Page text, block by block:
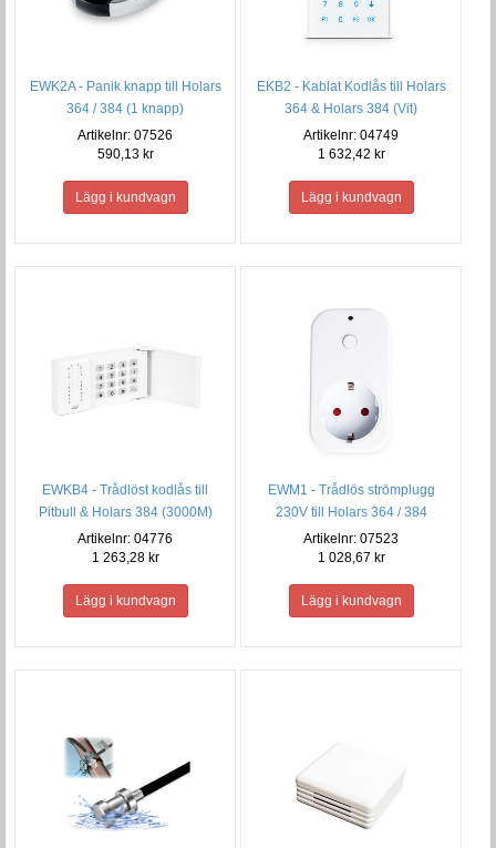
EWK2A - Panik knapp till Holars
364 / 384 (1 knapp)
Artikelnr: 07526
590,13 kr
EKB2 - Kablat Kodlås till Holars
364 & Holars 384 (Vit)
Artikelnr: 04749
1 632,42 kr
EWKB4 - Trådlöst kodlås till
Pitbull & Holars 384 (3000M)
Artikelnr: 04776
1 263,28 kr
EWM1 - Trådlös strömplugg
230V till Holars 364 / 384
Artikelnr: 07523
1 028,67 kr